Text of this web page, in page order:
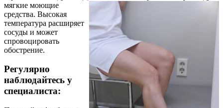
мягкие моющие
средства. Высокая
температура расширяет
сосуды и может
спровоцировать
обострение.
Регулярно
наблюдайтесь у
специалиста: